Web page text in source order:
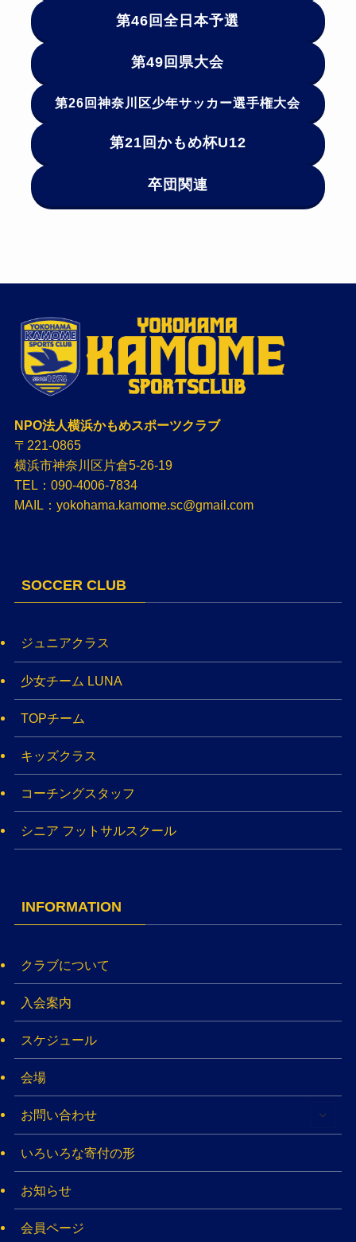
第46回全日本予選
第49回県大会
第26回神奈川区少年サッカー選手権大会
第21回かもめ杯U12
卒団関連
NPO法人横浜かもめスポーツクラブ
〒221-0865
横浜市神奈川区片倉5-26-19
TEL：090-4006-7834
MAIL：yokohama.kamome.sc@gmail.com
SOCCER CLUB
ジュニアクラス
少女チーム LUNA
TOPチーム
キッズクラス
コーチングスタッフ
シニア フットサルスクール
INFORMATION
クラブについて
入会案内
スケジュール
会場
お問い合わせ
いろいろな寄付の形
お知らせ
会員ページ